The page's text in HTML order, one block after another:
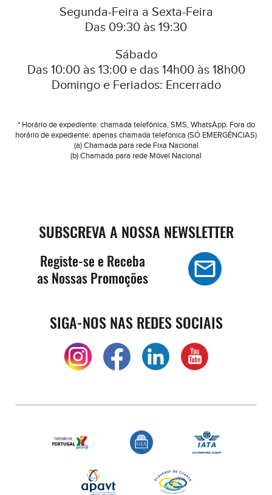
Segunda-Feira a Sexta-Feira
Das 09:30 às 19:30
Sábado
Das 10:00 às 13:00 e das 14h00 às 18h00
Domingo e Feriados: Encerrado
* Horário de expediente: chamada telefónica, SMS, WhatsApp. Fora do
horário de expediente: apenas chamada telefónica (SÓ EMERGÊNCIAS)
(a) Chamada para rede Fixa Nacional
(b) Chamada para rede Móvel Nacional
SUBSCREVA A NOSSA NEWSLETTER
Registe-se e Receba
as Nossas Promoções
SIGA-NOS NAS REDES SOCIAIS